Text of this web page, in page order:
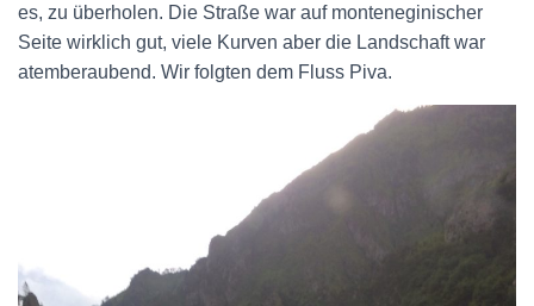
es, zu überholen. Die Straße war auf monteneginischer
Seite wirklich gut, viele Kurven aber die Landschaft war
atemberaubend. Wir folgten dem Fluss Piva.